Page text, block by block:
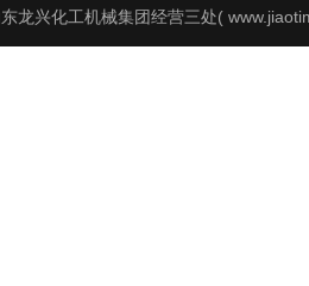
龙兴化工机械集团经营三处(